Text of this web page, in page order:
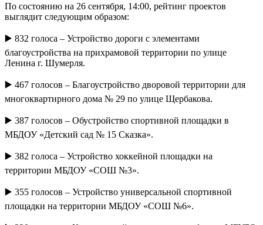
По состоянию на 26 сентября, 14:00, рейтинг проектов
выглядит следующим образом:
▶️ 832 голоса – Устройство дороги с элементами
благоустройства на прихрамовой территории по улице
Ленина г. Шумерля.
▶️ 467 голосов – Благоустройство дворовой территории для
многоквартирного дома № 29 по улице Щербакова.
▶️ 387 голосов – Обустройство спортивной площадки в
МБДОУ «Детский сад № 15 Сказка».
▶️ 382 голоса – Устройство хоккейной площадки на
территории МБДОУ «СОШ №3».
▶️ 355 голосов – Устройство универсальной спортивной
площадки на территории МБДОУ «СОШ №6».